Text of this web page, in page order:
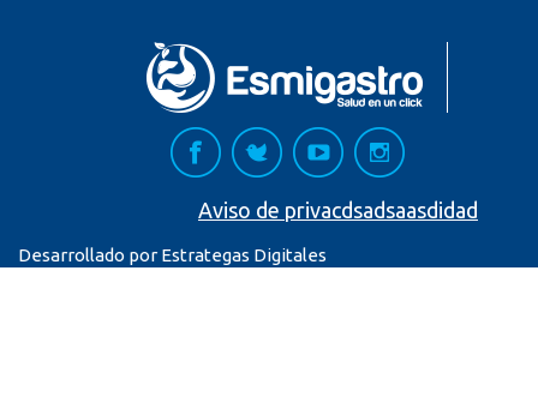
Aviso de privacdsadsaasdidad
Desarrollado por Estrategas Digitales